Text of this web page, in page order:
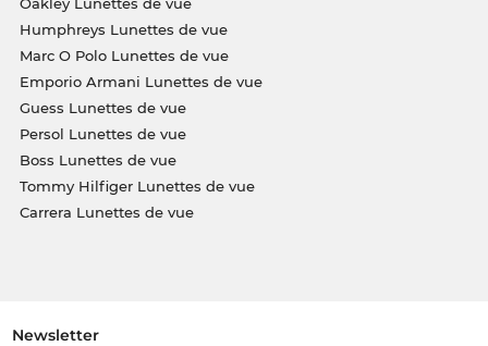
Humphreys Lunettes de vue
Marc O Polo Lunettes de vue
Emporio Armani Lunettes de vue
Guess Lunettes de vue
Persol Lunettes de vue
Boss Lunettes de vue
Tommy Hilfiger Lunettes de vue
Carrera Lunettes de vue
Newsletter